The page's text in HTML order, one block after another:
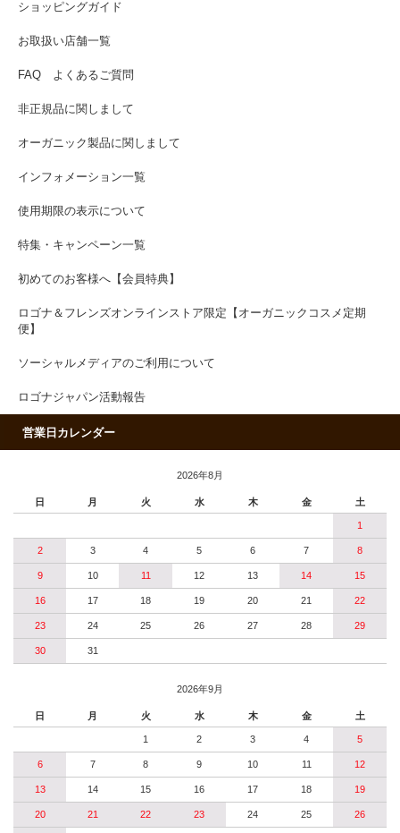
ショッピングガイド
お取扱い店舗一覧
FAQ よくあるご質問
非正規品に関しまして
オーガニック製品に関しまして
インフォメーション一覧
使用期限の表示について
特集・キャンペーン一覧
初めてのお客様へ【会員特典】
ロゴナ＆フレンズオンラインストア限定【オーガニックコスメ定期
便】
ソーシャルメディアのご利用について
ロゴナジャパン活動報告
営業日カレンダー
2026年8月
日 月 火 水 木 金 土
1
2 3 4 5 6 7 8
9 10 11 12 13 14 15
16 17 18 19 20 21 22
23 24 25 26 27 28 29
30 31
2026年9月
日 月 火 水 木 金 土
1 2 3 4 5
6 7 8 9 10 11 12
13 14 15 16 17 18 19
20 21 22 23 24 25 26